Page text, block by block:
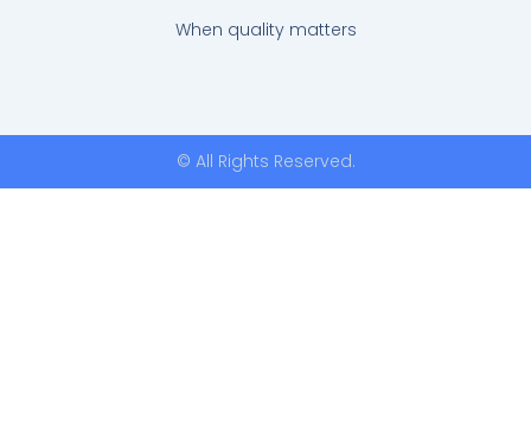
When quality matters
© All Rights Reserved.